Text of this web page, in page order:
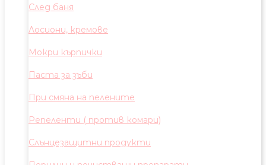
След баня
Лосиони, кремове
Мокри кърпички
Паста за зъби
При смяна на пелените
Репеленти ( против комари)
Слънцезащитни продукти